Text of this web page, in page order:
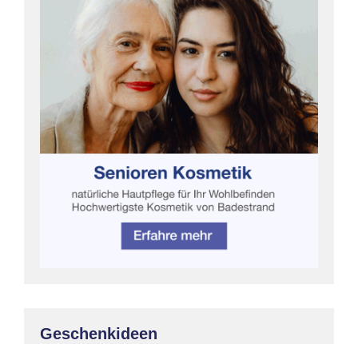
Geschenkideen